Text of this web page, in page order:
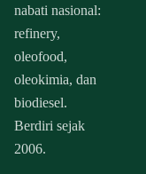
nabati nasional:
refinery,
oleofood,
oleokimia, dan
biodiesel.
Berdiri sejak
2006.